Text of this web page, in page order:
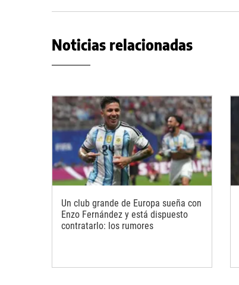
Noticias relacionadas
Un club grande de Europa sueña con
Enzo Fernández y está dispuesto
contratarlo: los rumores